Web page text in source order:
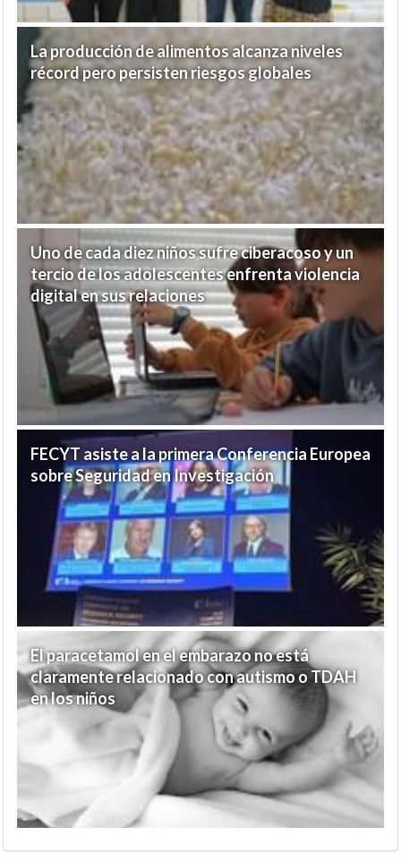
La producción de alimentos alcanza niveles
récord pero persisten riesgos globales
Uno de cada diez niños sufre ciberacoso y un
tercio de los adolescentes enfrenta violencia
digital en sus relaciones
FECYT asiste a la primera Conferencia Europea
sobre Seguridad en Investigación
El paracetamol en el embarazo no está
claramente relacionado con autismo o TDAH
en los niños